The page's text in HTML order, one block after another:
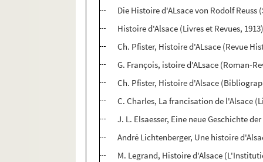
Die Histoire d'ALsace von Rodolf Reuss
Histoire d'Alsace (Livres et Revues,
Ch. Pfister, Histoire d'ALsace (Revue
G. François, istoire d'ALsace (Roman-
Ch. Pfister, Histoire d'Alsace
C. Charles, La francisation de l'Alsace
J. L. Elsaesser, Eine neue Geschichte
André Lichtenberger, Une histoire
M. Legrand, Histoire d'Alsace